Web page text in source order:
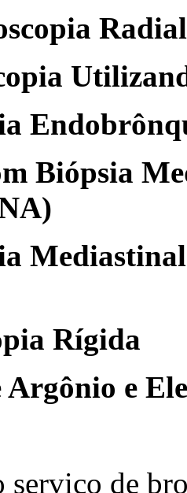
Biópsia
Rígida
Argônio e
serviço de